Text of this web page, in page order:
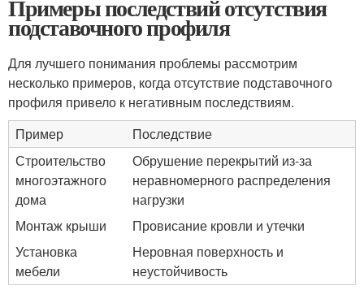
Примеры последствий отсутствия
подставочного профиля
Для лучшего понимания проблемы рассмотрим
несколько примеров, когда отсутствие подставочного
профиля привело к негативным последствиям.
Пример
Последствие
Строительство
многоэтажного
дома
Обрушение перекрытий из-за
неравномерного распределения
нагрузки
Монтаж крыши
Провисание кровли и утечки
Установка
мебели
Неровная поверхность и
неустойчивость